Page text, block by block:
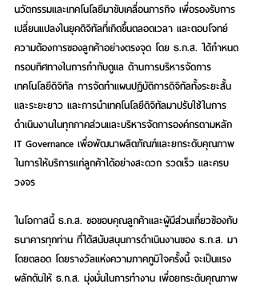
นวัตกรรมและเทคโนโลยีมาขับเคลื่อนภารกิจ เพื่อรองรับการ
เปลี่ยนแปลงในยุคดิจิทัลที่เกิดขึ้นตลอดเวลา และตอบโจทย์
ความต้องการของลูกค้าอย่างตรงจุด โดย ธ.ก.ส. ได้กำหนด
กรอบทิศทางในการกำกับดูแล ด้านการบริหารจัดการ
เทคโนโลยีดิจิทัล การจัดทำแผนปฏิบัติการดิจิทัลทั้งระยะสั้น
และระยะยาว และการนำเทคโนโลยีดิจิทัลมาปรับใช้ในการ
ดำเนินงานในทุกภาคส่วนและบริหารจัดการองค์กรตามหลัก
IT Governance เพื่อพัฒนาผลิตภัณฑ์และยกระดับคุณภาพ
ในการให้บริการแก่ลูกค้าได้อย่างสะดวก รวดเร็ว และครบ
วงจร
ในโอกาสนี้ ธ.ก.ส. ขอขอบคุณลูกค้าและผู้มีส่วนเกี่ยวข้องกับ
ธนาคารทุกท่าน ที่ได้สนับสนุนการดำเนินงานของ ธ.ก.ส. มา
โดยตลอด โดยรางวัลแห่งความภาคภูมิใจครั้งนี้ จะเป็นแรง
ผลักดันให้ ธ.ก.ส. มุ่งมั่นในการทำงาน เพื่อยกระดับคุณภาพ